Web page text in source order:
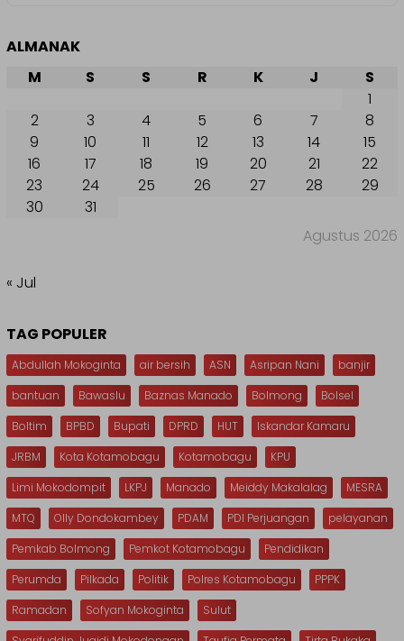
ALMANAK
Agustus 2026
M S S R K J
S
1
2
3 4 5 6 7
8
9
10 11 12 13 14
15
16
17 18 19 20 21
22
23
24 25 26 27 28
29
30
31
« Jul
TAG POPULER
Abdullah Mokoginta air bersih ASN Asripan Nani
banjir
bantuan
Bawaslu Baznas Manado Bolmong
Bolsel
Boltim
BPBD Bupati DPRD HUT
Iskandar Kamaru
JRBM
Kota Kotamobagu Kotamobagu
KPU
Limi Mokodompit
LKPJ Manado Meiddy Makalalag
MESRA
MTQ
Olly Dondokambey PDAM PDI Perjuangan
pelayanan
Pemkab Bolmong
Pemkot Kotamobagu
Pendidikan
Perumda
Pilkada Politik Polres Kotamobagu
PPPK
Ramadan
Sofyan Mokoginta
Sulut